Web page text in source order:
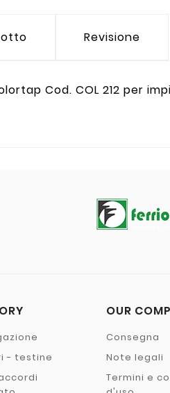
Revisione
Cod. COL 212 per
- testine
OUR
Consegna
Note legali
Termini e